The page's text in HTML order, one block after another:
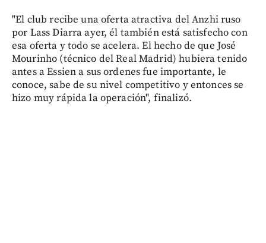
"El club recibe una oferta atractiva del Anzhi ruso
por Lass Diarra ayer, él también está satisfecho con
esa oferta y todo se acelera. El hecho de que José
Mourinho (técnico del Real Madrid) hubiera tenido
antes a Essien a sus ordenes fue importante, le
conoce, sabe de su nivel competitivo y entonces se
hizo muy rápida la operación", finalizó.